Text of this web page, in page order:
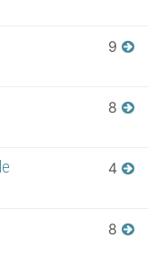
9
8
4
8